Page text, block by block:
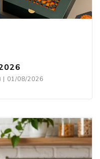
| 01/08/2026